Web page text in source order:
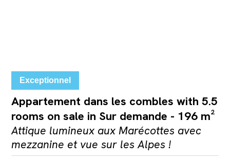
Exceptionnel
Appartement dans les combles with 5.5
rooms on sale in Sur demande - 196 m²
Attique lumineux aux Marécottes avec
mezzanine et vue sur les Alpes !